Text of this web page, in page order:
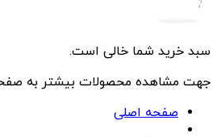
سبد خرید شما خالی است.
جهت مشاهده محصولات بیشتر به
صفحه اصلی